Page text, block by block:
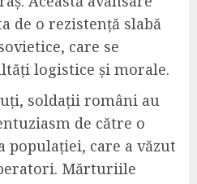
de o rezistență slabă
care se
logistice și morale.
soldații români au
de către o
populației, care a văzut
Mărturiile